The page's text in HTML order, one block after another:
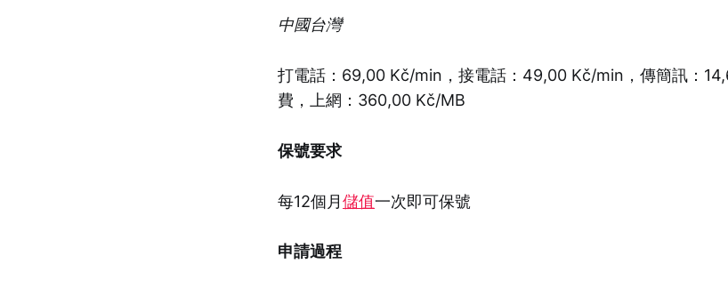
中國台灣
打電話：69,00 Kč/min，接電話：49,00 Kč/min，傳簡訊：
費，上網：360,00 Kč/MB
保號要求
每12個月儲值一次即可保號
申請過程